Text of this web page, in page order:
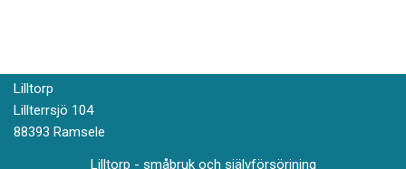
Lilltorp
Lillterrsjö 104
88393 Ramsele
Lilltorp - småbruk och självförsörjning